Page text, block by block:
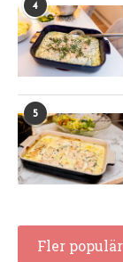
4
5
Fler